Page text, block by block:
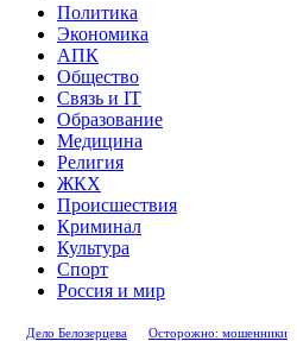
Политика
Экономика
АПК
Общество
Связь и IT
Образование
Медицина
Религия
ЖКХ
Происшествия
Криминал
Культура
Спорт
Россия и мир
Дело Белозерцева Осторожно: мошенники